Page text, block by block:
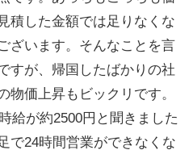
積した金額では足りなくな
ざいます。そんなことを言
すが、帰国したばかりの社
物価上昇もビックリです。
給が約2500円と聞きました
で24時間営業ができなくな